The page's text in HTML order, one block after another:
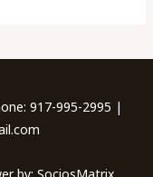
917-995-2995 |